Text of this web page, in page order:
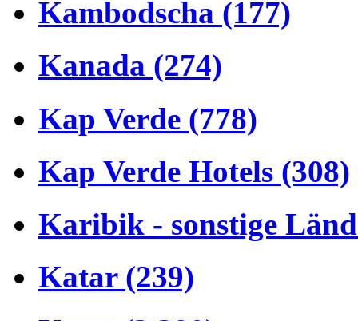
Kambodscha (177)
Kanada (274)
Kap Verde (778)
Kap Verde Hotels (308)
Karibik - sonstige
Katar (239)